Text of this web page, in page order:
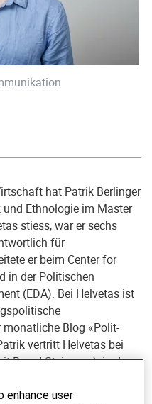
hat Patrik Berlinger
Ethnologie im Master
stiess, war er sechs
für
er beim Center for
in der Politischen
(EDA). Bei Helvetas ist
Blog «Polit-
vertritt Helvetas bei
Bernd Steimann), in der
enhance user